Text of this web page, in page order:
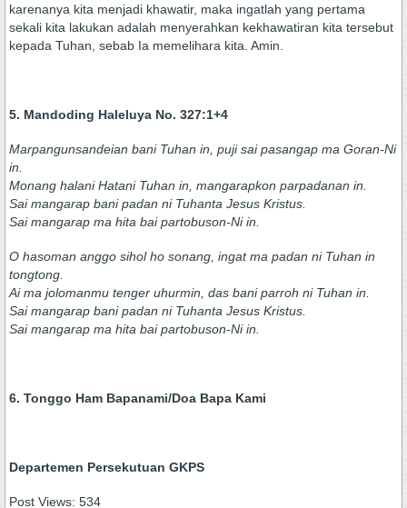
karenanya kita menjadi khawatir, maka ingatlah yang pertama
sekali kita lakukan adalah menyerahkan kekhawatiran kita tersebut
kepada Tuhan, sebab Ia memelihara kita. Amin.
5. Mandoding Haleluya No. 327:1+4
Marpangunsandeian bani Tuhan in, puji sai pasangap ma Goran-Ni
in.
Monang halani Hatani Tuhan in, mangarapkon parpadanan in.
Sai mangarap bani padan ni Tuhanta Jesus Kristus.
Sai mangarap ma hita bai partobuson-Ni in.
O hasoman anggo sihol ho sonang, ingat ma padan ni Tuhan in
tongtong.
Ai ma jolomanmu tenger uhurmin, das bani parroh ni Tuhan in.
Sai mangarap bani padan ni Tuhanta Jesus Kristus.
Sai mangarap ma hita bai partobuson-Ni in.
6. Tonggo Ham Bapanami/Doa Bapa Kami
Departemen Persekutuan GKPS
Post Views: 534